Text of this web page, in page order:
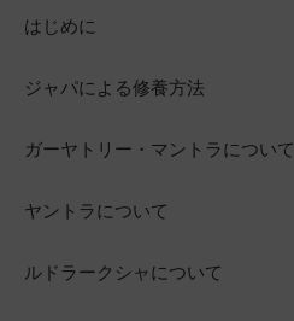
はじめに
ジャパによる修養方法
ガーヤトリー・マントラについて
ヤントラについて
ルドラークシャについて